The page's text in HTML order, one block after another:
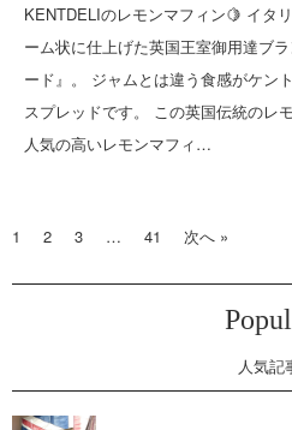
KENTDELIのレモンマフィン🍋 イタ
ーム状に仕上げた英国王室御用達ブ
ード』。 ジャムとは違う食感がケン
スプレッドです。 この英国伝統のレ
人気の高いレモンマフィ…
1 2 3 … 41 次へ »
人気記